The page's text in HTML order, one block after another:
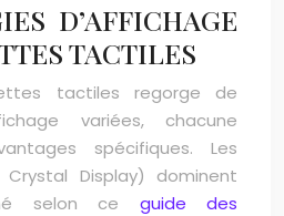
D’AFFICHAGE
TACTILES
tactiles regorge de
variées, chacune
spécifiques. Les
Crystal Display) dominent
selon ce guide des